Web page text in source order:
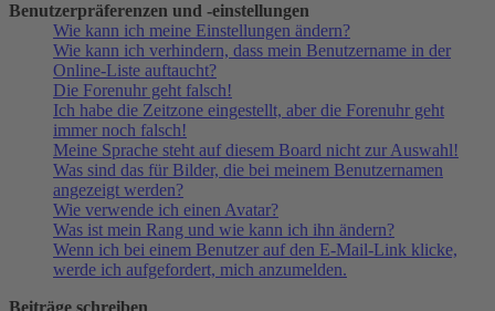
Benutzerpräferenzen und -einstellungen
Wie kann ich meine Einstellungen ändern?
Wie kann ich verhindern, dass mein Benutzername in der
Online-Liste auftaucht?
Die Forenuhr geht falsch!
Ich habe die Zeitzone eingestellt, aber die Forenuhr geht
immer noch falsch!
Meine Sprache steht auf diesem Board nicht zur Auswahl!
Was sind das für Bilder, die bei meinem Benutzernamen
angezeigt werden?
Wie verwende ich einen Avatar?
Was ist mein Rang und wie kann ich ihn ändern?
Wenn ich bei einem Benutzer auf den E-Mail-Link klicke,
werde ich aufgefordert, mich anzumelden.